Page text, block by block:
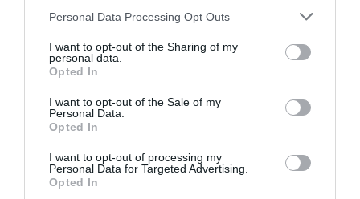
Personal Data Processing Opt Outs
I want to opt-out of the Sharing of my
personal data.
Opted In
I want to opt-out of the Sale of my
Personal Data.
Opted In
I want to opt-out of processing my
Personal Data for Targeted Advertising.
Opted In
ΜΟΥΣΙΚΗ / ΜΟΥΣΙΚΑ ΝΕΑ
Queen: Το
θρυλικό musical
Φεστιβάλ Μονής
Λαζαριστών 2025